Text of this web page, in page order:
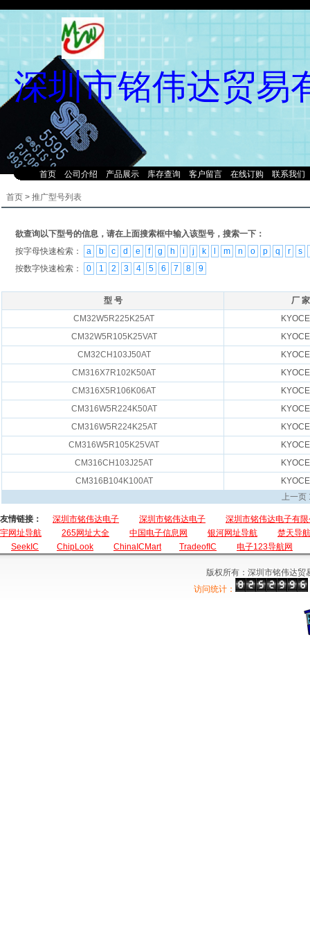
首页 公司介绍 产品展示 库存查询 客户留言 在线订购 联系我们
深圳市铭伟达贸易
首页 > 推广型号列表
欲查询以下型号的信息，请在上面搜索框中输入该型号，搜索一下：
按字母快速检索：
a b c d e f g h i j k m n o p q r
s
按数字快速检索：
0 1 2 3 4 5 6 7 8 9
型 号
厂 家
CM32W5R225K25AT
CM32W5R105K25VAT
CM32CH103J50AT
CM316X7R102K50AT
CM316X5R106K06AT
CM316W5R224K50AT
CM316W5R224K25AT
CM316W5R105K25VAT
CM316CH103J25AT
CM316B104K100AT
上一页
友情链接： 深圳市铭伟达电子 深圳市铭伟达电子
深圳市铭伟达电子有
宇网址导航
265网址大全 中国电子信息网 银河网址导航
楚天导航
SeekIC
ChipLook ChinaICMart TradeofIC 电子123导航网
版权所有：深圳市铭伟达
访问统计：